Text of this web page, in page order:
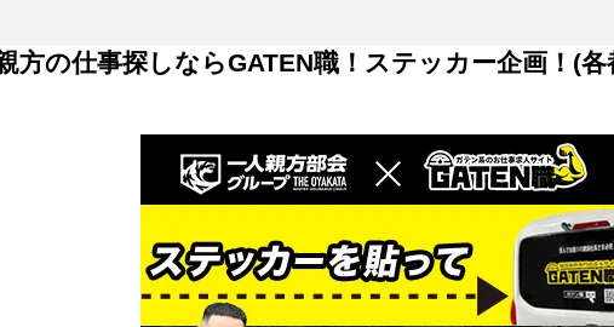
方の仕事探しならGATEN職！ステッカー企画！(